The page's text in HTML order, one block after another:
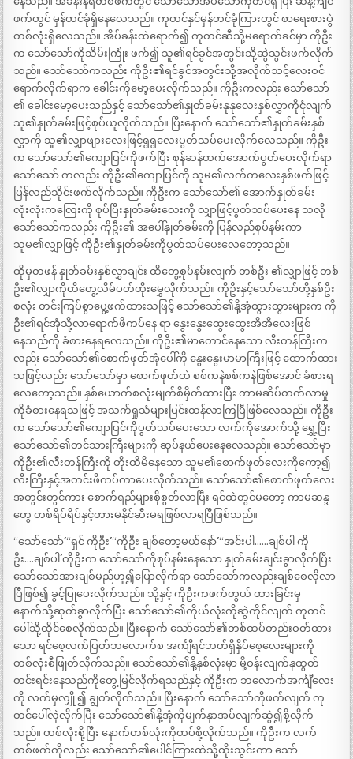
ဖက်တွင် မှန်တင်ခုံရှိနေလေသည်။ ကုတင်နှင်မှန်တင်ခုံကြားတွင် စာရေးစားပွဲ
တစ်လုံးရှိလေသည်။ အိပ်ခန်းထဲရောက်၍ ကုတင်ဆီသို့မရောက်ခင်မှာ ကိုဦး
က သော်သော်ကိုသိမ်းကြုံး ဖက်၍ သူ၏ရင်ခွင်အတွင်းသို့ဆွဲသွင်းဖက်လိုက်
သည်။ သော်သော်ကလည်း ကိုဦး၏ရင်ခွင်အတွင်းသို့အလိုက်သင့်လေးဝင်
ရောက်လိုက်ရာက ခေါင်းကိုမော့ပေးလိုက်သည်။ ကိုဦးကလည်း သော်သော်
၏ ခေါင်းမော့ပေးသည်နှင့် သော်သော်၏နှုတ်ခမ်းနုနုလေးနှစ်လွှာကိုငုံလျက်
သူ၏နှုတ်ခမ်းဖြင့်စုပ်ယူလိုက်သည်။ ပြီးနောက် သော်သော်၏နှုတ်ခမ်းနှစ်
လွှာကို သူ၏လျှာဖျားလေးဖြင့်ရွရွလေးပွတ်သပ်ပေးလိုက်လေသည်။ ကိုဦး
က သော်သော်၏ကျောပြင်ကိုဖက်ပြီး စုန်ဆန်ထက်အောက်ပွတ်ပေးလိုက်ရာ
သော်သော် ကလည်း ကိုဦး၏ကျောပြင်ကို သူမ၏လက်ကလေးနှစ်ဖက်ဖြင့်
ပြန်လည်သိုင်းဖက်လိုက်သည်။ ကိုဦးက သော်သော်၏ အောက်နှုတ်ခမ်း
လုံးလုံးကလြေးကို စုပ်ပြီးနှုတ်ခမ်းလေးကို လျှာဖြင့်ပွတ်သပ်ပေးနေ သလို
သော်သော်ကလည်း ကိုဦး၏ အပေါ်နှုတ်ခမ်းကို ပြန်လည်စုပ်နမ်းကာ
သူမ၏လျှာဖြင့် ကိုဦး၏နှုတ်ခမ်းကိုပွတ်သပ်ပေးလေတော့သည်။
ထိုမှတဖန် နှုတ်ခမ်းနှစ်လွှာချင်း ထိတွေ့စုပ်နမ်းလျက် တစ်ဦး ၏လျှာဖြင့် တစ်
ဦး၏လျှာကိုထိတွေ့လိမ်ပတ်ထိုးမွှေလိုက်သည်။ ကိုဦးနှင့်သော်သော်တို့နှစ်ဦး
စလုံး တင်းကြပ်စွာပွေ့ဖက်ထားသဖြင့် သော်သော်၏နို့အုံထွားထွားများက ကို
ဦး၏ရင်အုံသို့လာရောက်ဖိကပ်နေ ရာ နွေးနွေးထွေးထွေးအိအိလေးဖြစ်
နေသည်ကို ခံစားနေရလေသည်။ ကိုဦး၏မာတောင်နေသော လီးတန်ကြီးက
လည်း သော်သော်၏စောက်ဖုတ်အုံပေါ်ကို နွေးနွေးမာမာကြီးဖြင့် ထောက်ထား
သဖြင့်လည်း သော်သော်မှာ စောက်ဖုတ်ထဲ စစ်ကနဲစစ်ကနဲဖြစ်အောင် ခံစားရ
လေတော့သည်။ နှစ်ယောက်စလုံးမျက်စိမှိတ်ထားပြီး ကာမဆိပ်တက်လာမှု
ကိုခံစားနေရသဖြင့် အသက်ရှုသံများပြင်းထန်လာကြပြီဖြစ်လေသည်။ ကိုဦး
က သော်သော်၏ကျောပြင်ကိုပွတ်သပ်ပေးသော လက်ကိုအောက်သို့ ရွှေ့ပြီး
သော်သော်၏တင်သားကြီးများကို ဆုပ်နယ်ပေးနေလေသည်။ သော်သော်မှာ
ကိုဦး၏လီးတန်ကြီးကို တိုးထိမိနေသော သူမ၏စောက်ဖုတ်လေးကိုကော့၍
လီးကြီးနှင့်အတင်းဖိကပ်ကာပေးလိုက်သည်။ သော်သော်၏စောက်ဖုတ်လေး
အတွင်းတွင်ကား စောက်ရည်များစိုစွတ်လာပြီး ရင်ထဲတွင်မတော့ ကာမဆန္ဒ
တွေ တစ်ရိပ်ရိပ်နှင့်တားမနိုင်ဆီးမရဖြစ်လာရပြီဖြစ်သည်။
“သော်သော်´´ “ရှင် ကိုဦး´´ “ကိုဦး ချစ်တော့မယ်နော်´´ “အင်းပါ……ချစ်ပါ ကို
ဦး….ချစ်ပါ´´ ကိုဦးက သော်သော်ကိုစုပ်နမ်းနေသော နှုတ်ခမ်းချင်းခွာလိုက်ပြီး
သော်သော်အားချစ်မည်ဟူ၍ပြောလိုက်ရာ သော်သော်ကလည်းချစ်စေလိုလာ
ပြီဖြစ်၍ ခွင့်ပြုပေးလိုက်သည်။ သို့နှင့် ကိုဦးကဖက်တွယ် ထားခြင်းမှ
နောက်သို့ဆုတ်ခွာလိုက်ပြီး သော်သော်၏ကိုယ်လုံးကိုဆွဲကိုင်လျက် ကုတင်
ပေါ်သို့ထိုင်စေလိုက်သည်။ ပြီးနောက် သော်သော်၏တစ်ထပ်တည်းဝတ်ထား
သော ရင်စေ့လက်ပြတ်ဘလောက်စ အင်္ကျီရင်ဘတ်ရှိနှိပ်စေ့လေးများကို
တစ်လုံးစီဖြုတ်လိုက်သည်။ သော်သော်၏နို့နှစ်လုံးမှာ မို့ဝန်းလျက်နုထွတ်
တင်းရင်းနေသည်ကိုတွေ့မြင်လိုက်ရသည်နှင့် ကိုဦးက ဘလောက်အင်္ကျီလေး
ကို လက်မှလျှို ၍ ချွတ်လိုက်သည်။ ပြီးနောက် သော်သော်ကိုဖက်လျက် ကု
တင်ပေါ်လှဲလိုက်ပြီး သော်သော်၏နို့အုံကိုမျက်နှာအပ်လျက်ဆွဲ၍စို့လိုက်
သည်။ တစ်လုံးစို့ပြီး နောက်တစ်လုံးကိုထပ်စို့လိုက်သည်။ ကိုဦးက လက်
တစ်ဖက်ကိုလည်း သော်သော်၏ပေါင်ကြားထဲသို့ထိုးသွင်းကာ သော်